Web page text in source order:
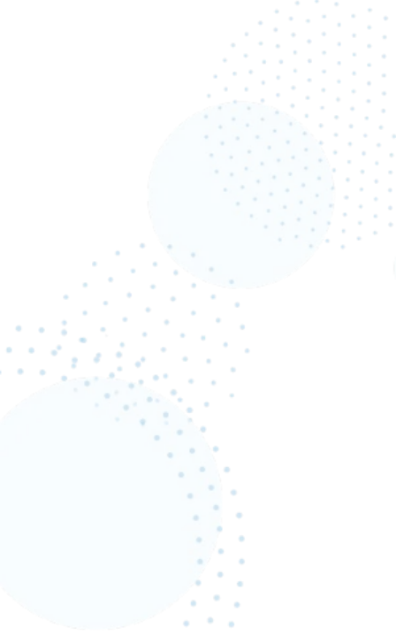
OTHER MEMBERS
他の社員を知る
不動産営業
営業本部長
奥元 幸治